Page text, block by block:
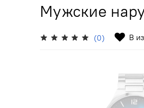
Мужские
(0) В